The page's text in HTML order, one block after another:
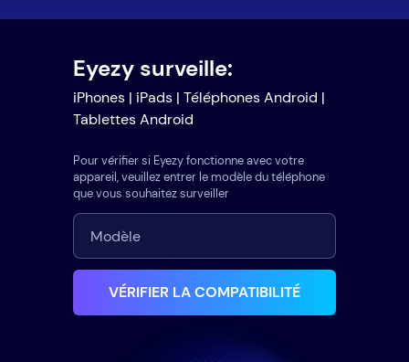
Eyezy surveille:
iPhones | iPads | Téléphones Android |
Tablettes Android
Pour vérifier si Eyezy fonctionne avec votre
appareil, veuillez entrer le modèle du téléphone
que vous souhaitez surveiller
VÉRIFIER LA COMPATIBILITÉ